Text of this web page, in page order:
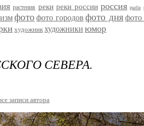
растения реки реки россии россия рыба
фото фото городов фото дня
художник художники юмор
СЕВЕРА.
записи автора